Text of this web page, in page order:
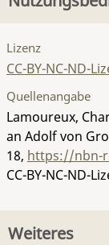
Lizenz
CC-BY-NC-ND-
Quellenangabe
Lamoureux,
an Adolf von
18, https://nbn-
CC-BY-NC-ND-
Weiteres